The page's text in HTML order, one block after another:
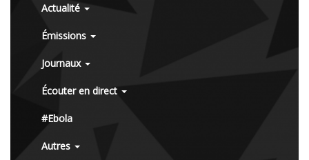
Actualité
Émissions
Journaux
Écouter en direct
#Ebola
Autres